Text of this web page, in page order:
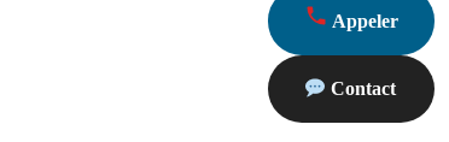
Appeler
Contact